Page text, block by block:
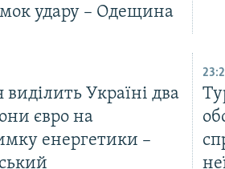
удару – Одещина
виділить Україні два
євро на
енергетики –